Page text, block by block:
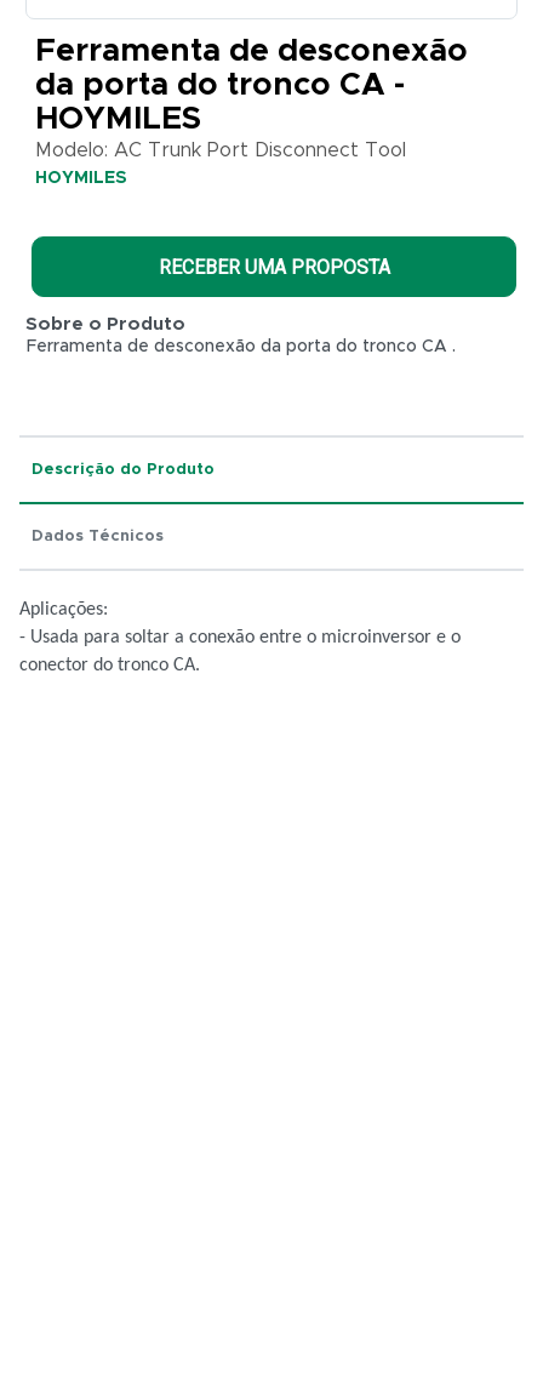
AC Trunk
Port
Disconnect
Tool
HOYMILES
Ferramenta de desconexão
da porta do tronco CA -
HOYMILES
Modelo: AC Trunk Port Disconnect Tool
HOYMILES
RECEBER UMA PROPOSTA
R$ 0,01
Sobre o Produto
Ferramenta de desconexão da porta do tronco CA .
Descrição do Produto
Dados Técnicos
Aplicações:
- Usada para soltar a conexão entre o microinversor e o
conector do tronco CA.